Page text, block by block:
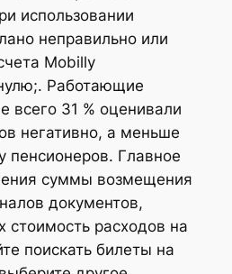
использовании
неправильно или
Mobilly
Работающие
31 % оценивали
негативно, а меньше
пенсионеров. Главное
суммы возмещения
документов,
расходов на
поискать билеты на